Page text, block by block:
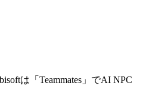
は「Teammates」でAI NPC